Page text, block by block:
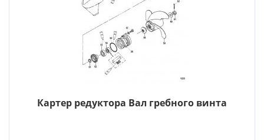
Картер редуктора Вал гребного винта